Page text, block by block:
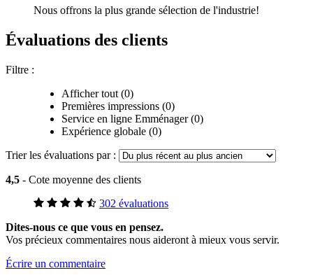
Nous offrons la plus grande sélection de l'industrie!
Évaluations des clients
Filtre :
Afficher tout (0)
Premières impressions (0)
Service en ligne Emménager (0)
Expérience globale (0)
Trier les évaluations par :
4,5 - Cote moyenne des clients
302 évaluations
Dites-nous ce que vous en pensez.
Vos précieux commentaires nous aideront à mieux vous servir.
Écrire un commentaire